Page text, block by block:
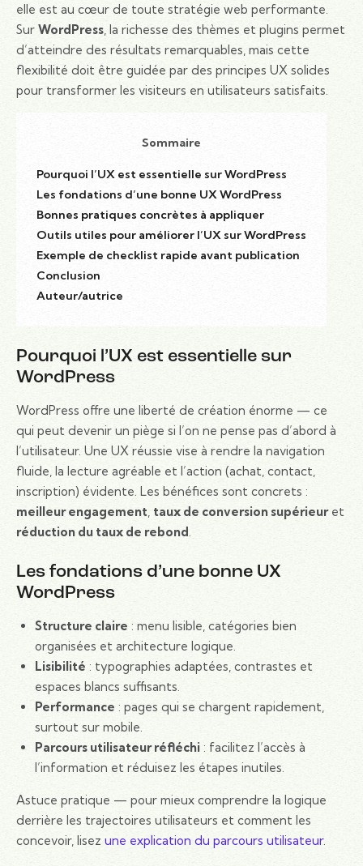
elle est au cœur de toute stratégie web performante.
Sur WordPress , la richesse des thèmes et plugins permet
d’atteindre des résultats remarquables, mais cette
flexibilité doit être guidée par des principes UX solides
pour transformer les visiteurs en utilisateurs satisfaits.
Sommaire
Pourquoi l’UX est essentielle sur WordPress
Les fondations d’une bonne UX WordPress
Bonnes pratiques concrètes à appliquer
Outils utiles pour améliorer l’UX sur WordPress
Exemple de checklist rapide avant publication
Conclusion
Auteur/autrice
Pourquoi l’UX est essentielle sur
WordPress
WordPress offre une liberté de création énorme — ce
qui peut devenir un piège si l’on ne pense pas d’abord à
l’utilisateur. Une UX réussie vise à rendre la navigation
fluide, la lecture agréable et l’action (achat, contact,
inscription) évidente. Les bénéfices sont concrets :
meilleur engagement taux de conversion supérieuret
réduction du taux de rebond
Les fondations d’une bonne UX
WordPress
Structure claire : menu lisible, catégories bien
organisées et architecture logique.
Lisibilité : typographies adaptées, contrastes et
espaces blancs suffisants.
Performance : pages qui se chargent rapidement,
surtout sur mobile.
Parcours utilisateur réfléchi: facilitez l’accès à
l’information et réduisez les étapes inutiles.
Astuce pratique — pour mieux comprendre la logique
derrière les trajectoires utilisateurs et comment les
concevoir, lisez une explication du parcours utilisateur.